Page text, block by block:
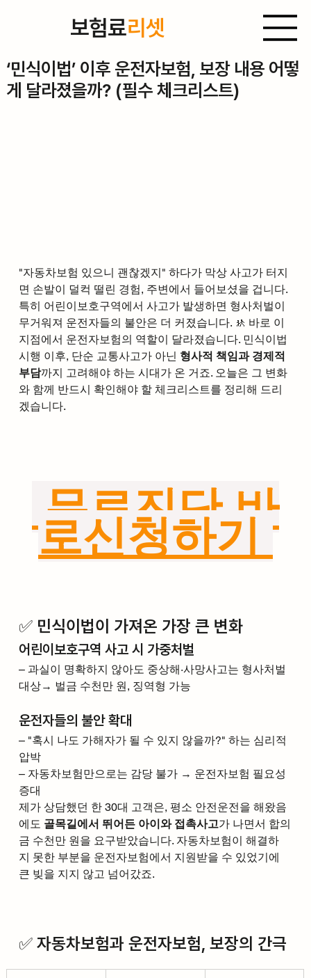
보험료리셋
‘민식이법’ 이후 운전자보험, 보장 내용 어떻
게 달라졌을까? (필수 체크리스트)
"자동차보험 있으니 괜찮겠지" 하다가 막상 사고가 터지
면 손발이 덜컥 떨린 경험, 주변에서 들어보셨을 겁니다.
특히 어린이보호구역에서 사고가 발생하면 형사처벌이
무거워져 운전자들의 불안은 더 커졌습니다. 🚸 바로 이
지점에서 운전자보험의 역할이 달라졌습니다. 민식이법
시행 이후, 단순 교통사고가 아닌 형사적 책임과 경제적
부담까지 고려해야 하는 시대가 온 거죠. 오늘은 그 변화
와 함께 반드시 확인해야 할 체크리스트를 정리해 드리
겠습니다.
무료진단 바
로신청하기
✅ 민식이법이 가져온 가장 큰 변화
어린이보호구역 사고 시 가중처벌
– 과실이 명확하지 않아도 중상해·사망사고는 형사처벌
대상→ 벌금 수천만 원, 징역형 가능
운전자들의 불안 확대
– "혹시 나도 가해자가 될 수 있지 않을까?" 하는 심리적
압박
– 자동차보험만으로는 감당 불가 → 운전자보험 필요성
증대
제가 상담했던 한 30대 고객은, 평소 안전운전을 해왔음
에도 골목길에서 뛰어든 아이와 접촉사고가 나면서 합의
금 수천만 원을 요구받았습니다. 자동차보험이 해결하
지 못한 부분을 운전자보험에서 지원받을 수 있었기에
큰 빚을 지지 않고 넘어갔죠.
✅ 자동차보험과 운전자보험, 보장의 간극